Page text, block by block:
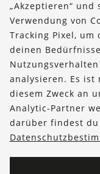
Über uns
Bestellungen
Kontakt & Hilfe
„Akzeptieren“ und
Verwendung von
Tracking Pixel,
deinen
analysieren. Es ist
diesem Zweck an
Analytic-Partner
darüber findest